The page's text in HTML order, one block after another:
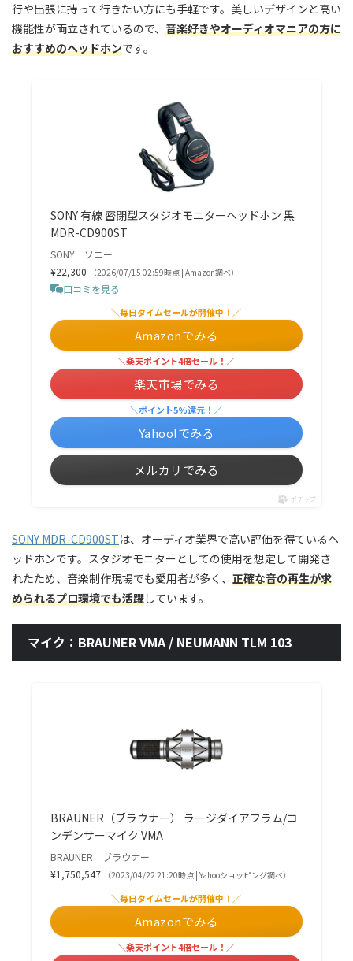
行や出張に持って行きたい方にも手軽です。美しいデザインと高い
機能性が両立されているので、 音楽好きやオーディオマニアの方に
おすすめのヘッドホンです。
SONY 有線 密閉型スタジオモニターヘッドホン 黒
MDR-CD900ST
SONY｜ソニー
¥22,300
（2026/07/15 02:59時点 | Amazon調べ）
口コミを見る
＼毎日タイムセールが開催中！／
Amazonでみる
＼楽天ポイント4倍セール！／
楽天市場でみる
＼ポイント5%還元！／
Yahoo!でみる
メルカリでみる
ポチップ
SONY MDR-CD900STは、オーディオ業界で高い評価を得ているヘ
ッドホンです。スタジオモニターとしての使用を想定して開発さ
れたため、音楽制作現場でも愛用者が多く、 正確な音の再生が求
められるプロ環境でも活躍しています。
マイク：BRAUNER VMA / NEUMANN TLM 103
BRAUNER（ブラウナー） ラージダイアフラム/コ
ンデンサーマイク VMA
BRAUNER｜ブラウナー
¥1,750,547
（2023/04/22 21:20時点 | Yahooショッピング調べ）
＼毎日タイムセールが開催中！／
Amazonでみる
＼楽天ポイント4倍セール！／